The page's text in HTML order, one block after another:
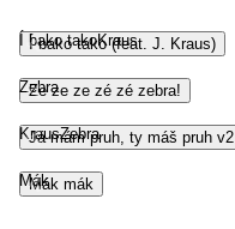
Í bako tako (feat. J. Kraus)
Í bako takoKraus
Ze ze ze zé zé zebra!
Zebra
Já mám pruh, ty máš pruh v2
KrausZebra
Mák mák
Mák